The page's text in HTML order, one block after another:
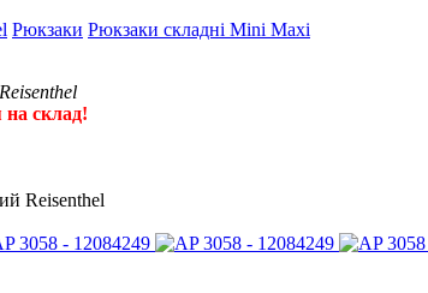
Рюкзаки Рюкзаки складні Mini Maxi
на склад!